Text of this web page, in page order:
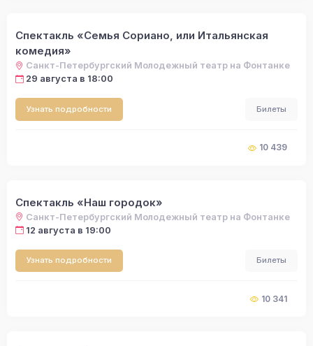
Спектакль «Семья Сориано, или Итальянская
комедия»
Санкт-Петербургский Молодежный театр на Фонтанке
29 августа в 18:00
Узнать подробности Билеты
10 439
Спектакль «Наш городок»
Санкт-Петербургский Молодежный театр на Фонтанке
12 августа в 19:00
Узнать подробности Билеты
10 341